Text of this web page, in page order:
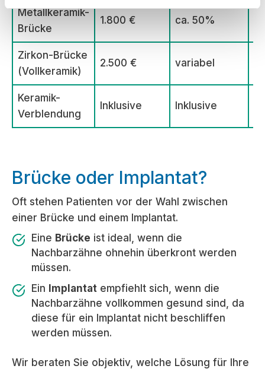
Metallkeramik-
Brücke
1.800 € ca. 50%
Zirkon-Brücke
(Vollkeramik)
2.500 € variabel
Keramik-
Verblendung
Inklusive Inklusive
Brücke oder Implantat?
Oft stehen Patienten vor der Wahl zwischen
einer Brücke und einem Implantat.
Eine Brücke ist ideal, wenn die
Nachbarzähne ohnehin überkront werden
müssen.
Ein Implantat empfiehlt sich, wenn die
Nachbarzähne vollkommen gesund sind, da
diese für ein Implantat nicht beschliffen
werden müssen.
Wir beraten Sie objektiv, welche Lösung für Ihre